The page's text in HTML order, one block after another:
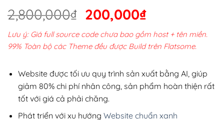
2,800,000₫ Giá
gốc
là:
2,800,000₫.
200,000₫Giá
hiện
tại
200,000₫.
Lưu ý: Giá full source code chưa bao gồm host + tên miền.
99% Toàn bộ các Theme đều được Build trên Flatsome.
Website được tối ưu quy trình sản xuất bằng AI, giúp
giảm 80% chi phí nhân công, sản phẩm hoàn thiện rất
tốt với giá cả phải chăng.
Phát triển với xu hướng Website chuẩn xanh